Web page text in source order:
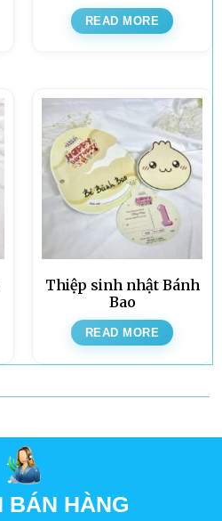
READ MORE
Thiệp sinh nhật Bánh
Bao
READ MORE
BÁN HÀNG